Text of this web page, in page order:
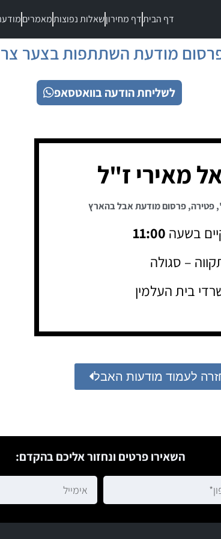
דף הביתדף מחירוןשאלות נפוצותמאמרים
מודעת השתתפות בצער
לשליחת הודעה בוואטסאפ
מאירי ז"ל
,פטירה,פרסום מודעת אבל בהארץ
בשעה 11:00
– סגולה
בית העלמין
לעמוד מודעות האבל
השאירו פרטים ונחזור אליכם בהקדם: